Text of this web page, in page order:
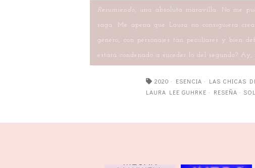
Resumiendo, una absoluta maravilla. No me
saga. Me apena que Laura no consiguiera
género, con personajes tan peculiares y bien
estará condenado a suceder lo del segundo? Ay,
2020 · ESENCIA · LAS CHICAS
LAURA LEE GUHRKE · RESEÑA ·